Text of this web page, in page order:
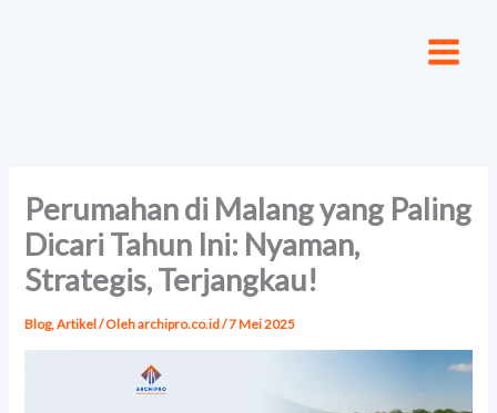
Perumahan di Malang yang Paling
Dicari Tahun Ini: Nyaman,
Strategis, Terjangkau!
Blog,Artikel/ Oleharchipro.co.id/7 Mei 2025